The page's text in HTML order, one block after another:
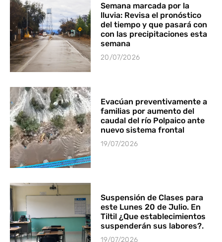
Semana marcada por la
lluvia: Revisa el pronóstico
del tiempo y que pasará con
con las precipitaciones esta
semana
20/07/2026
Evacúan preventivamente a
familias por aumento del
caudal del río Polpaico ante
nuevo sistema frontal
19/07/2026
Suspensión de Clases para
este Lunes 20 de Julio. En
Tiltil ¿Que establecimientos
suspenderán sus labores?.
19/07/2026